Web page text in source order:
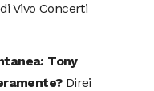
Vivo Concerti
Tony
Direi